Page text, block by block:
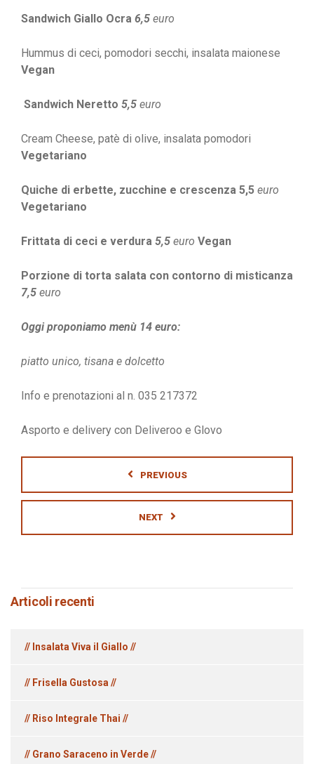
Sandwich Giallo Ocra 6,5 euro
Hummus di ceci, pomodori secchi, insalata maionese
Vegan
Sandwich Neretto 5,5 euro
Cream Cheese, patè di olive, insalata pomodori
Vegetariano
Quiche di erbette, zucchine e crescenza 5,5 euro
Vegetariano
Frittata di ceci e verdura 5,5 euro Vegan
Porzione di torta salata con contorno di misticanza
7,5 euro
Oggi proponiamo menù 14 euro:
piatto unico, tisana e dolcetto
Info e prenotazioni al n. 035 217372
Asporto e delivery con Deliveroo e Glovo
PREVIOUS
NEXT
Articoli recenti
// Insalata Viva il Giallo //
// Frisella Gustosa //
// Riso Integrale Thai //
// Grano Saraceno in Verde //